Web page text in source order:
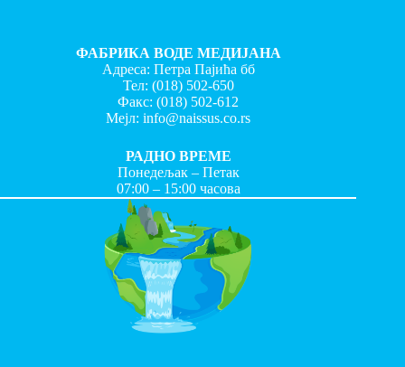
ФАБРИКА ВОДЕ МЕДИЈАНА
Адреса: Петра Пајића бб
Тел: (018) 502-650
Факс:(018) 502-612
Мејл:info@naissus.co.rs
РАДНО ВРЕМЕ
Понедељак – Петак
07:00 – 15:00 часова